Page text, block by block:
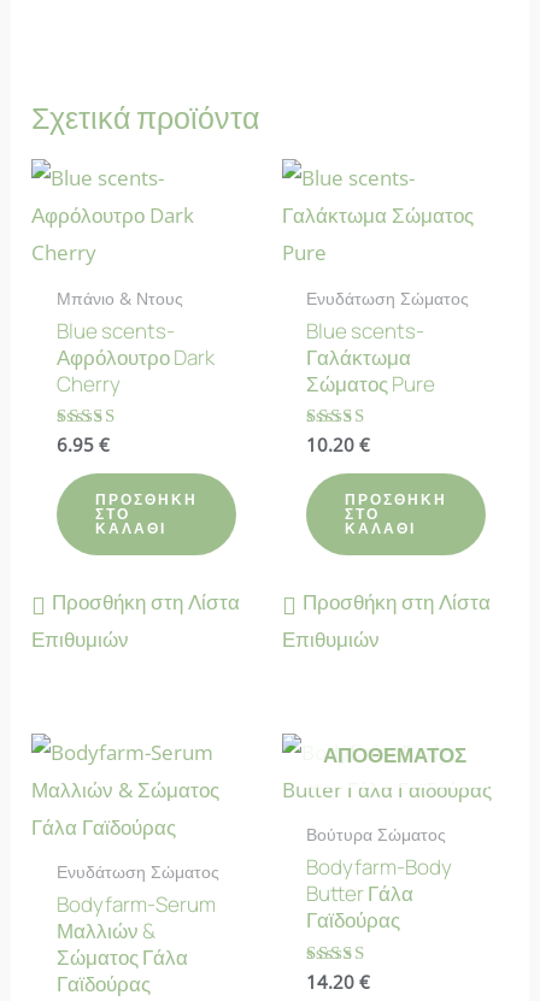
Σχετικά προϊόντα
Μπάνιο & Ντους
Blue scents-
Αφρόλουτρο Dark
Cherry
Βαθμολογήθηκε
4.83
από 5
6.95 €
ΠΡΟΣΘΉΚΗ
ΣΤΟ
ΚΑΛΆΘΙ
Προσθήκη στη Λίστα
Επιθυμιών
Ενυδάτωση Σώματος
Blue scents-
Γαλάκτωμα
Σώματος Pure
Βαθμολογήθηκε
4.43
από 5
10.20€
ΠΡΟΣΘΉΚΗ
ΣΤΟ
ΚΑΛΆΘΙ
Προσθήκη στη Λίστα
Επιθυμιών
Ενυδάτωση Σώματος
Bodyfarm-Serum
Μαλλιών &
Σώματος Γάλα
Γαϊδούρας
ΑΠΟΘΈΜΑΤΟΣ
Βούτυρα Σώματος
Bodyfarm-Body
Butter Γάλα
Γαϊδούρας
Βαθμολογήθηκε
14.20€